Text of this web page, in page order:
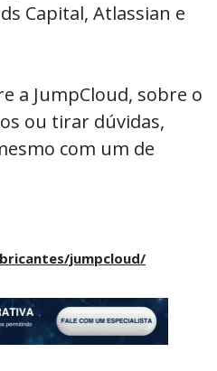
Capital, Atlassian e
a JumpCloud, sobre o
ou tirar dúvidas,
com um de
jumpcloud/